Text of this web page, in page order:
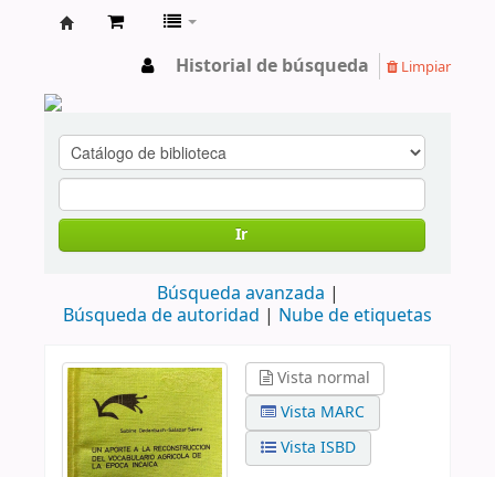
Historial de búsqueda Limpiar
Ir
Búsqueda avanzada
Búsqueda de autoridad
Nube de etiquetas
Vista normal
Vista MARC
Vista ISBD